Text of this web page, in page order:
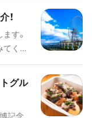
ン
知識
！
す。
くだ
グル
記念